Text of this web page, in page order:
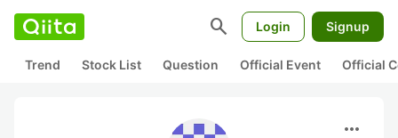
search Login Signup
Trend Stock List Question Official Event Official
more_horiz